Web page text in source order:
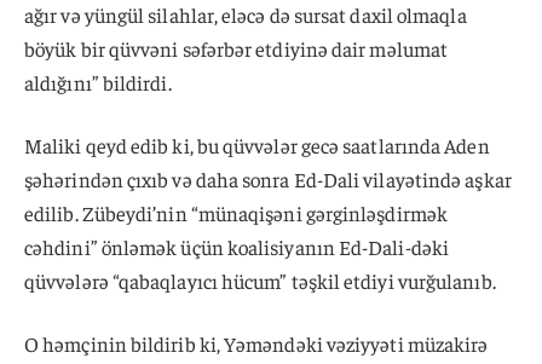
ağır və yüngül silahlar, eləcə də sursat daxil olmaqla
böyük bir qüvvəni səfərbər etdiyinə dair məlumat
aldığını” bildirdi.
Maliki qeyd edib ki, bu qüvvələr gecə saatlarında Aden
şəhərindən çıxıb və daha sonra Ed-Dali vilayətində aşkar
edilib. Zübeydi’nin “münaqişəni gərginləşdirmək
cəhdini” önləmək üçün koalisiyanın Ed-Dali-dəki
qüvvələrə “qabaqlayıcı hücum” təşkil etdiyi vurğulanıb.
O həmçinin bildirib ki, Yəməndəki vəziyyəti müzakirə